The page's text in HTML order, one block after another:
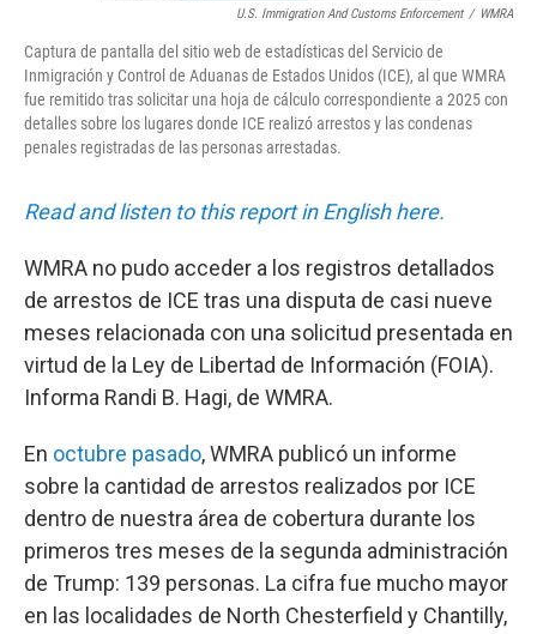
U.S. Immigration And Customs Enforcement / WMRA
Captura de pantalla del sitio web de estadísticas del Servicio de
Inmigración y Control de Aduanas de Estados Unidos (ICE), al que WMRA
fue remitido tras solicitar una hoja de cálculo correspondiente a 2025 con
detalles sobre los lugares donde ICE realizó arrestos y las condenas
penales registradas de las personas arrestadas.
Read and listen to this report in English here.
WMRA no pudo acceder a los registros detallados
de arrestos de ICE tras una disputa de casi nueve
meses relacionada con una solicitud presentada en
virtud de la Ley de Libertad de Información (FOIA).
Informa Randi B. Hagi, de WMRA.
En octubre pasado, WMRA publicó un informe
sobre la cantidad de arrestos realizados por ICE
dentro de nuestra área de cobertura durante los
primeros tres meses de la segunda administración
de Trump: 139 personas. La cifra fue mucho mayor
en las localidades de North Chesterfield y Chantilly,